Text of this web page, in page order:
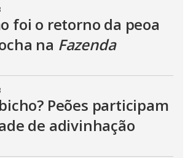
foi o retorno da peoa
na Fazenda
Peões participam
de adivinhação